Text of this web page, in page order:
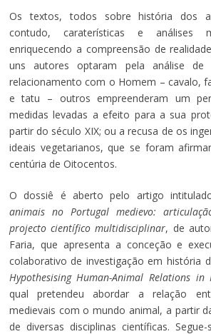
Os textos, todos sobre história dos
contudo, caraterísticas e análises
enriquecendo a compreensão de
uns autores optaram pela análise
relacionamento com o Homem – cavalo,
e tatu – outros empreenderam um
medidas levadas a efeito para a sua
partir do século XIX; ou a recusa de os
ideais vegetarianos, que se foram
centúria de Oitocentos.
O dossiê é aberto pelo artigo
animais no Portugal medievo:
projecto científico multidisciplinar, de
Faria, que apresenta a conceção e
colaborativo de investigação em história
Hypothesising Human-Animal Relations in
qual pretendeu abordar a relação
medievais com o mundo animal, a partir
de diversas disciplinas científicas.